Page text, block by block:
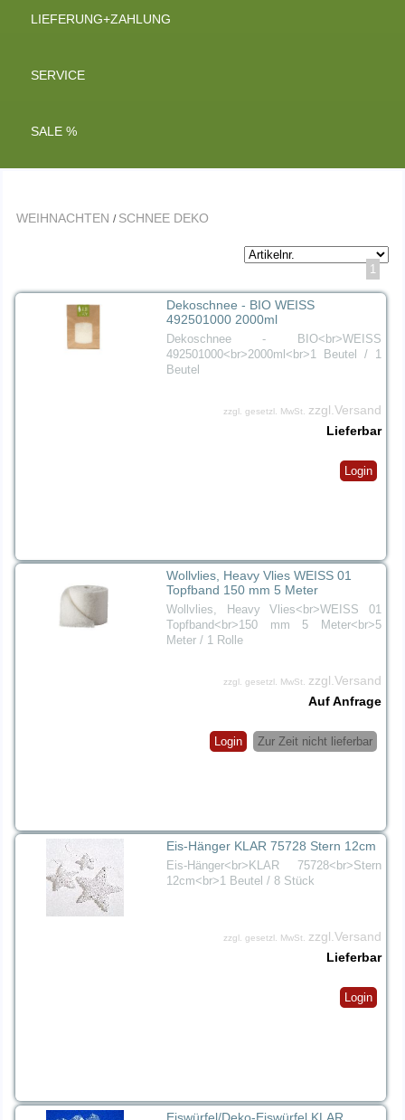
LIEFERUNG+ZAHLUNG
SERVICE
SALE %
WEIHNACHTEN / SCHNEE DEKO
1
Dekoschnee - BIO WEISS
492501000 2000ml
Dekoschnee - BIO<br>WEISS
492501000<br>2000ml<br>1 Beutel / 1
Beutel
zzgl. gesetzl. MwSt.
zzgl.Versand
Lieferbar
Login
Wollvlies, Heavy Vlies WEISS 01
Topfband 150 mm 5 Meter
Wollvlies, Heavy Vlies<br>WEISS 01
Topfband<br>150 mm 5 Meter<br>5
Meter / 1 Rolle
zzgl. gesetzl. MwSt. zzgl.Versand
Auf Anfrage
Zur Zeit nicht lieferbar
Login
Eis-Hänger KLAR 75728 Stern 12cm
Eis-Hänger<br>KLAR 75728<br>Stern
12cm<br>1 Beutel / 8 Stück
zzgl. gesetzl. MwSt. zzgl.Versand
Lieferbar
Login
Eiswürfel/Deko-Eiswürfel KLAR